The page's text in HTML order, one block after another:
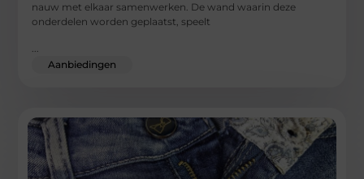
nauw met elkaar samenwerken. De wand waarin deze
onderdelen worden geplaatst, speelt
Aanbiedingen